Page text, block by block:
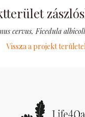
cervus, Ficedula
Vissza a projekt